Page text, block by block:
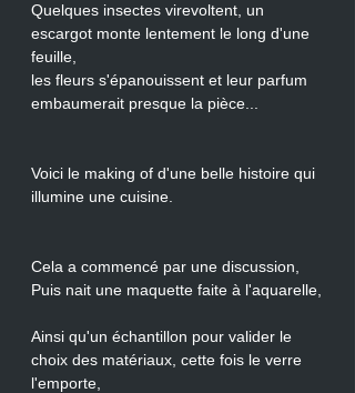
Quelques insectes virevoltent, un
escargot monte lentement le long d'une
feuille,
les fleurs s'épanouissent et leur parfum
embaumerait presque la pièce...
Voici le making of d'une belle histoire qui
illumine une cuisine.
Cela a commencé par une discussion,
Puis nait une maquette faite à l'aquarelle,
Ainsi qu'un échantillon pour valider le
choix des matériaux, cette fois le verre
l'emporte,